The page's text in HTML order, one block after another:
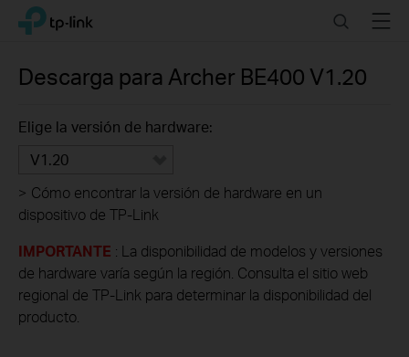
Click
navigation
TP-Link, Reliably Smart SearchMenu
Descarga para Archer BE400 V1.20
Elige la versión de hardware:
V1.20
> Cómo encontrar la versión de hardware en un
dispositivo de TP-Link
IMPORTANTE : La disponibilidad de modelos y versiones
de hardware varía según la región. Consulta el sitio web
regional de TP-Link para determinar la disponibilidad del
producto.